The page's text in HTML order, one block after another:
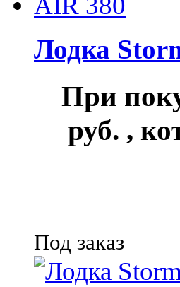
Лодка
При
руб. ,
Под заказ